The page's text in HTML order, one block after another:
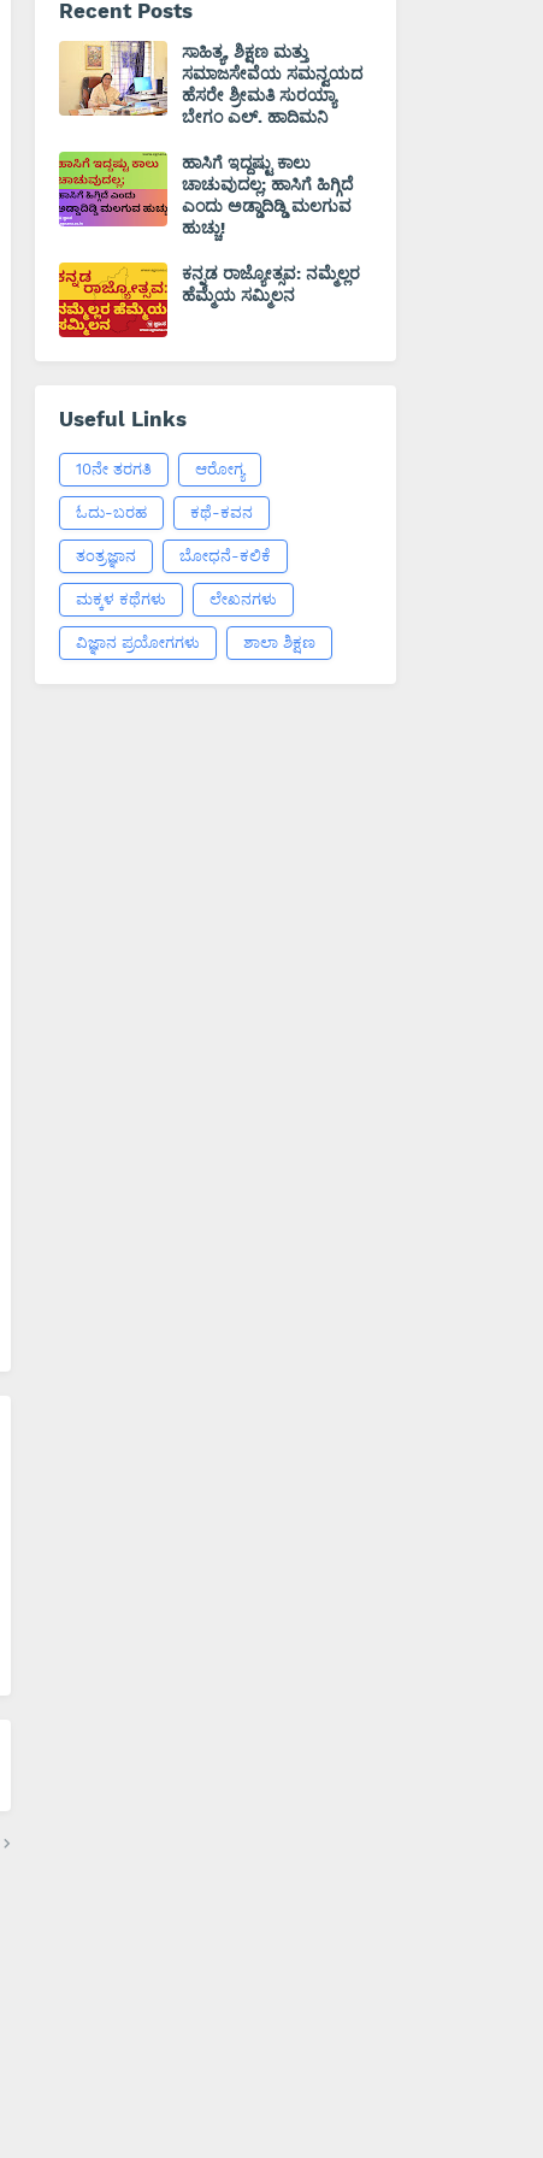
Recent Posts
ಸಾಹಿತ್ಯ, ಶಿಕ್ಷಣ ಮತ್ತು
ಸಮಾಜಸೇವೆಯ ಸಮನ್ವಯದ
ಹೆಸರೇ ಶ್ರೀಮತಿ ಸುರಯ್ಯಾ
ಬೇಗಂ ಎಲ್. ಹಾದಿಮನಿ
ಹಾಸಿಗೆ ಇದ್ದಷ್ಟು ಕಾಲು
ಚಾಚುವುದಲ್ಲ; ಹಾಸಿಗೆ ಹಿಗ್ಗಿದೆ
ಎಂದು ಅಡ್ಡಾದಿಡ್ಡಿ ಮಲಗುವ
ಹುಚ್ಚು!
ಕನ್ನಡ ರಾಜ್ಯೋತ್ಸವ: ನಮ್ಮೆಲ್ಲರ
ಹೆಮ್ಮೆಯ ಸಮ್ಮಿಲನ
Useful Links
10ನೇ ತರಗತಿ ಆರೋಗ್ಯ
ಓದು-ಬರಹ ಕಥೆ-ಕವನ
ತಂತ್ರಜ್ಞಾನ ಬೋಧನೆ-ಕಲಿಕೆ
ಮಕ್ಕಳ ಕಥೆಗಳು ಲೇಖನಗಳು
ವಿಜ್ಞಾನ ಪ್ರಯೋಗಗಳು ಶಾಲಾ ಶಿಕ್ಷಣ